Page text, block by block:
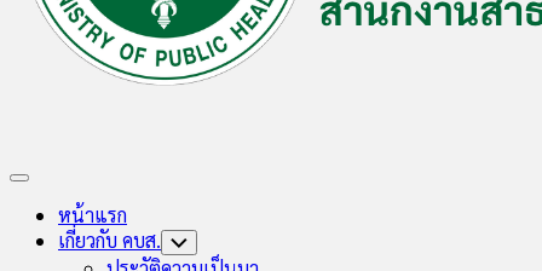
Expand
หน้าแรก
เกี่ยวกับ คบส. Toggle
Child